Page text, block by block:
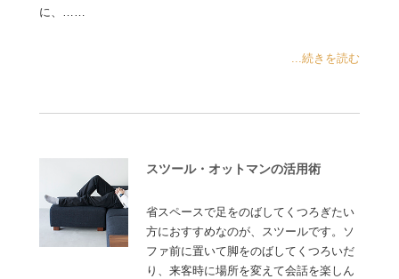
に、……
...続きを読む
スツール・オットマンの活用術
省スペースで足をのばしてくつろぎたい
方におすすめなのが、スツールです。ソ
ファ前に置いて脚をのばしてくつろいだ
り、来客時に場所を変えて会話を楽しん